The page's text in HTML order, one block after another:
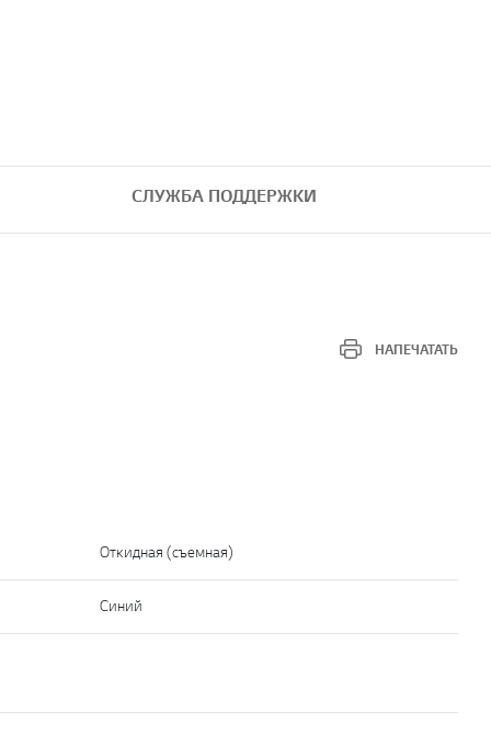
СЛУЖБА ПОДДЕРЖКИ
НАПЕЧАТАТЬ
Откидная (съемная)
Синий